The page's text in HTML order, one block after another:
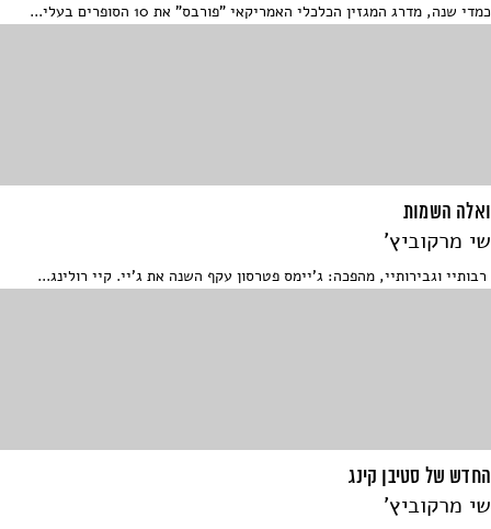
כמדי שנה, מדרג המגזין הכלכלי האמריקאי "פורבס" את 10 הסופרים בעלי...
ואלה השמות
שי מרקוביץ'
רבותיי וגבירותיי, מהפכה: ג'יימס פטרסון עקף השנה את ג'יי. קיי רולינג...
החדש של סטיבן קינג
שי מרקוביץ'